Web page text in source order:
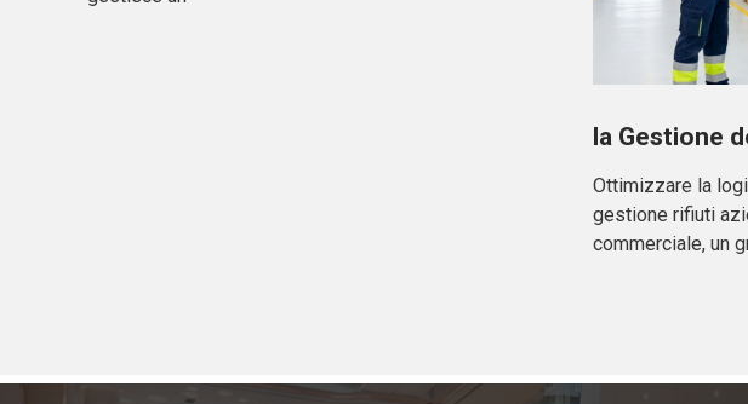
la Gestione
Ottimizzare la
gestione rifiuti
commerciale, un